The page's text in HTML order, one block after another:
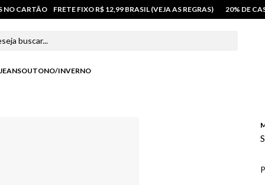
NO CARTÃO FRETE FIXO R$ 12,99 BRASIL (VEJA AS REGRAS) 20% DE
JEANSOUTONO/INVERNO